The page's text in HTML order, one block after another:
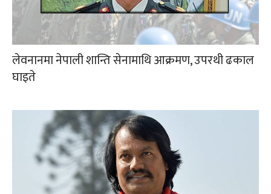
लेवनानमा नेपाली शान्ति सेनामाथि आक्रमण, उपरथी ढकाल
घाइते